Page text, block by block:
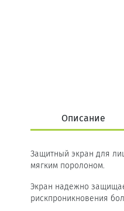
Описание
Защитный экран для
мягким поролоном.
Экран надежно
рискпроникновения